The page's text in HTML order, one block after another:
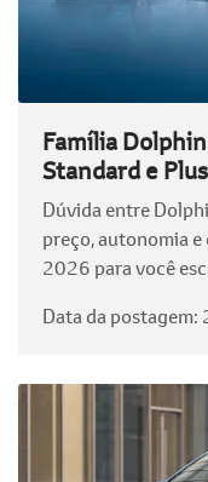
Família
Standard e Plus
Dúvida entre
preço, autonomia e
2026 para você
Data da